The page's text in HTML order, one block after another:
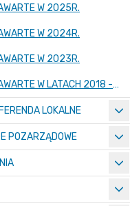
W 2025R.
W 2024R.
W 2023R.
UMOWY ZAWARTE W LATACH 2018 - 2022
LOKALNE
POZARZĄDOWE